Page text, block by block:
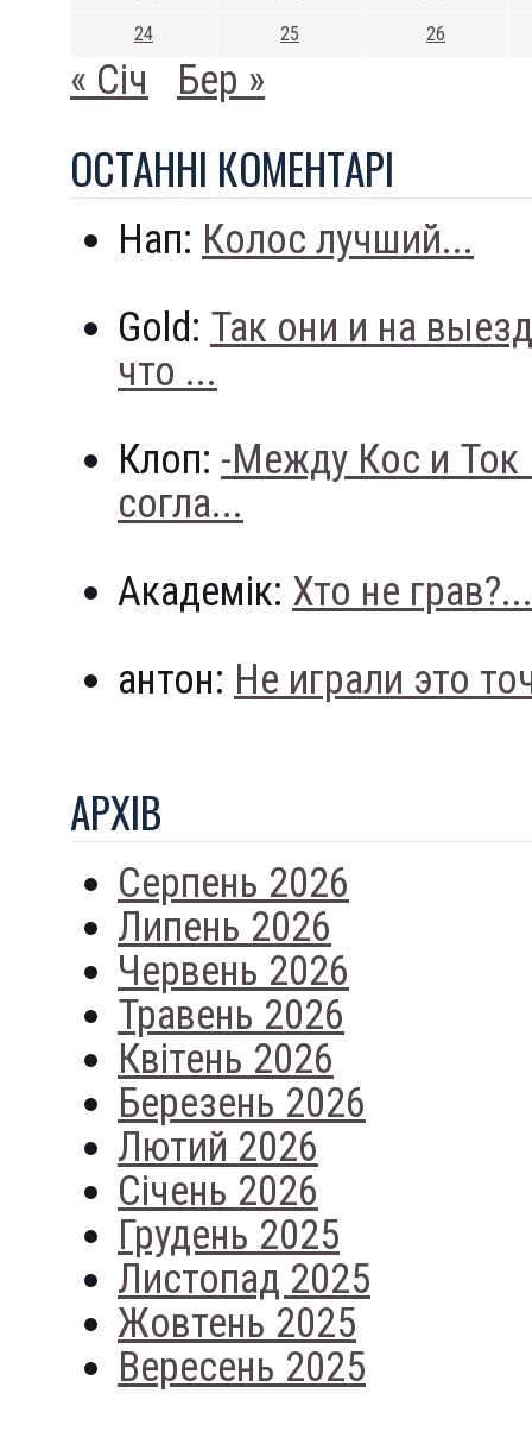
24 25 26
« Січ Бер »
ОСТАННI КОМЕНТАРI
Нап: Колос лучший...
Gold: Так они и на
что ...
Клоп: -Между Кос и
согла...
Академік: Хто не грав?...
антон: Не играли это
АРХIВ
Серпень 2026
Липень 2026
Червень 2026
Травень 2026
Квітень 2026
Березень 2026
Лютий 2026
Січень 2026
Грудень 2025
Листопад 2025
Жовтень 2025
Вересень 2025